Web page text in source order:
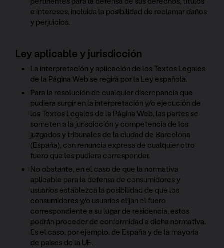
e intereses, incluida la posibilidad de reclamar daños
y perjuicios.
Ley aplicable y jurisdicción
La interpretación y aplicación de los Textos Legales
de la Página Web se regirá por la Ley española.
Para la resolución de cualquier discrepancia que
pudiera surgir en la interpretación y/o ejecución de
los Textos Legales de la Página Web, las partes se
someten a la jurisdicción y competencia de los
juzgados y tribunales de la ciudad de Barcelona
(España), con renuncia expresa de cualquier otro
fuero que les pudiera corresponder.
No obstante, en el caso de que la normativa
aplicable para la defensa de consumidores y
usuarios establezca la posibilidad de que los
consumidores y/o usuarios elijan el fuero
correspondiente a su lugar de residencia, estos
podrán proceder de conformidad a dicha normativa.
Es el caso, por ejemplo, de España y de la mayoría
de países de la UE.